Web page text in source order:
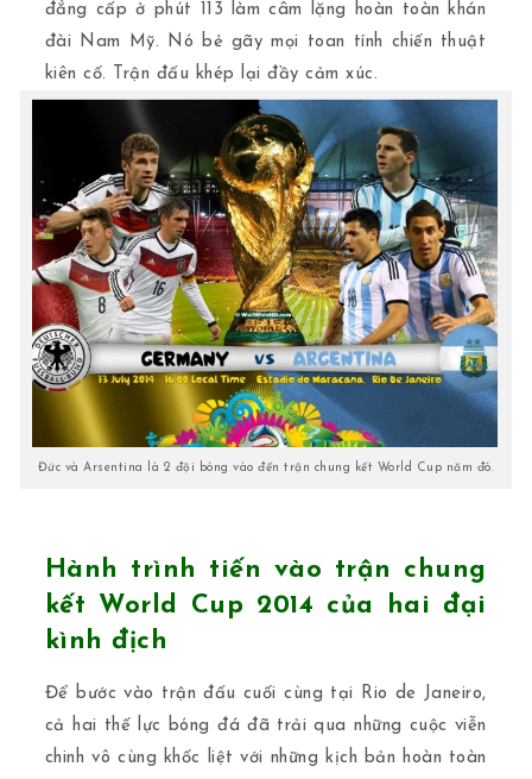
đẳng cấp ở phút 113 làm câm lặng hoàn toàn khán
đài Nam Mỹ. Nó bẻ gãy mọi toan tính chiến thuật
kiên cố. Trận đấu khép lại đầy cảm xúc.
Đức và Arsentina là 2 đội bóng vào đến trận chung kết World Cup năm đó.
Hành trình tiến vào trận chung
kết World Cup 2014 của hai đại
kình địch
Để bước vào trận đấu cuối cùng tại Rio de Janeiro,
cả hai thế lực bóng đá đã trải qua những cuộc viễn
chinh vô cùng khốc liệt với những kịch bản hoàn toàn